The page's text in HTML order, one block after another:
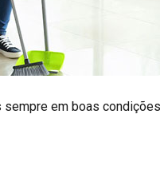
sempre em boas condições